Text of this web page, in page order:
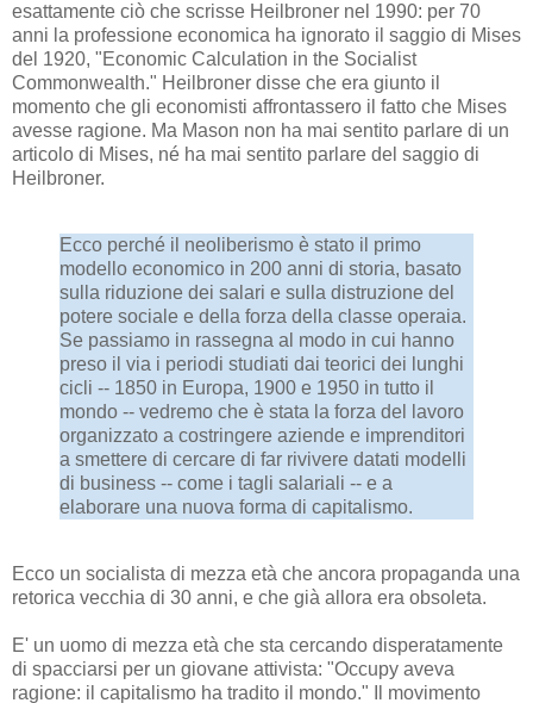
esattamente ciò che scrisse Heilbroner nel 1990: per 70
anni la professione economica ha ignorato il saggio di Mises
del 1920, "Economic Calculation in the Socialist
Commonwealth." Heilbroner disse che era giunto il
momento che gli economisti affrontassero il fatto che Mises
avesse ragione. Ma Mason non ha mai sentito parlare di un
articolo di Mises, né ha mai sentito parlare del saggio di
Heilbroner.
Ecco perché il neoliberismo è stato il primo
modello economico in 200 anni di storia, basato
sulla riduzione dei salari e sulla distruzione del
potere sociale e della forza della classe operaia.
Se passiamo in rassegna al modo in cui hanno
preso il via i periodi studiati dai teorici dei lunghi
cicli -- 1850 in Europa, 1900 e 1950 in tutto il
mondo -- vedremo che è stata la forza del lavoro
organizzato a costringere aziende e imprenditori
a smettere di cercare di far rivivere datati modelli
di business -- come i tagli salariali -- e a
elaborare una nuova forma di capitalismo.
Ecco un socialista di mezza età che ancora propaganda una
retorica vecchia di 30 anni, e che già allora era obsoleta.
E' un uomo di mezza età che sta cercando disperatamente
di spacciarsi per un giovane attivista: "Occupy aveva
ragione: il capitalismo ha tradito il mondo." Il movimento